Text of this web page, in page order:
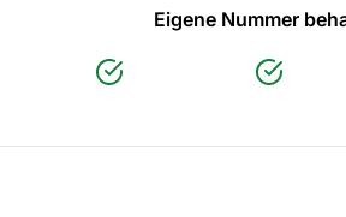
Eigene Nummer